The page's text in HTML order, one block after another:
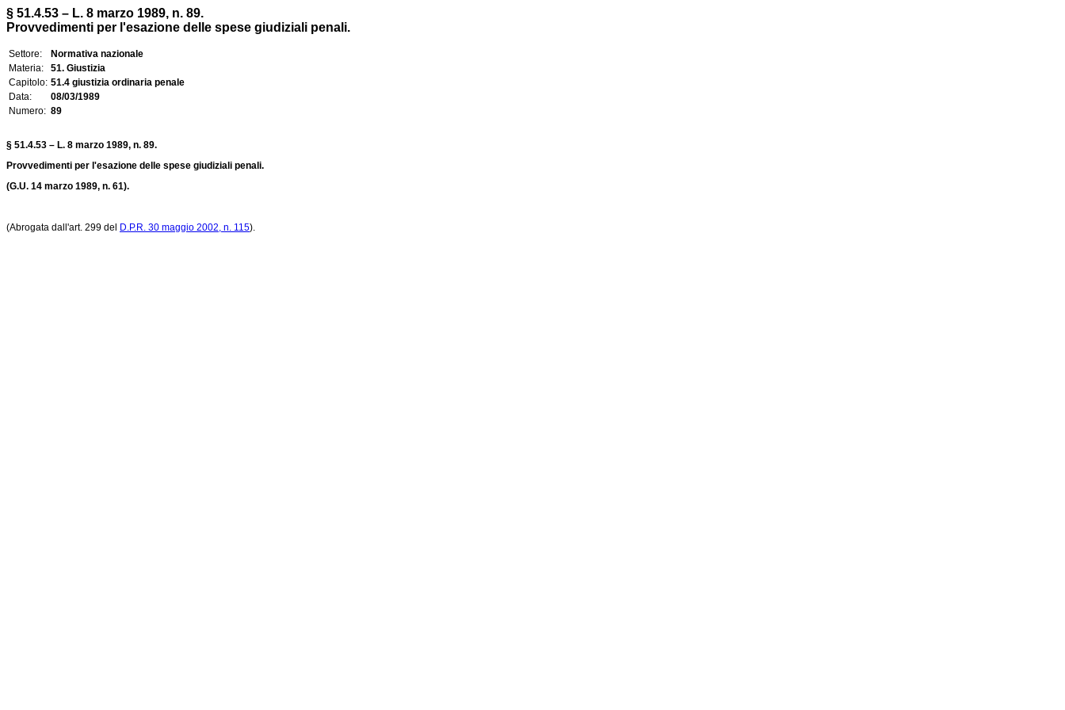
§ 51.4.53 – L. 8 marzo 1989, n. 89.
Provvedimenti per l'esazione delle spese giudiziali penali.
Settore:
Normativa nazionale
Materia:
51. Giustizia
Capitolo: 51.4 giustizia ordinaria penale
Data:
08/03/1989
Numero: 89
§ 51.4.53 – L. 8 marzo 1989, n. 89.
Provvedimenti per l'esazione delle spese giudiziali penali.
(G.U. 14 marzo 1989, n. 61).
(Abrogata dall'art. 299 del D.P.R. 30 maggio 2002, n. 115).